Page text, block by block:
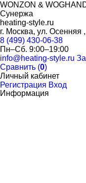
WONZON &
Сунержа
heating-style.ru
г. Москва, ул.
8 (499) 430-06-38
Пн–Сб. 9:00–19:00
info@heating-style.ru
Сравнить (0)
Личный кабинет
Регистрация Вход
Информация